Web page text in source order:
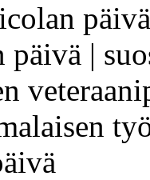
päivä |